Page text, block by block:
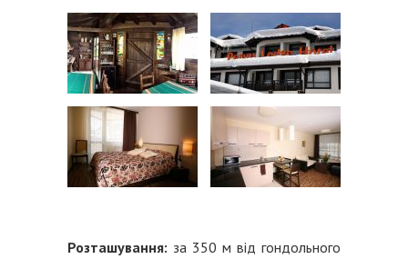
Розташування: за 350 м від гондольного